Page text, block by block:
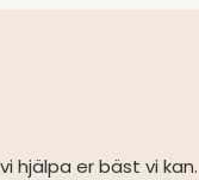
hjälpa er bäst vi kan.